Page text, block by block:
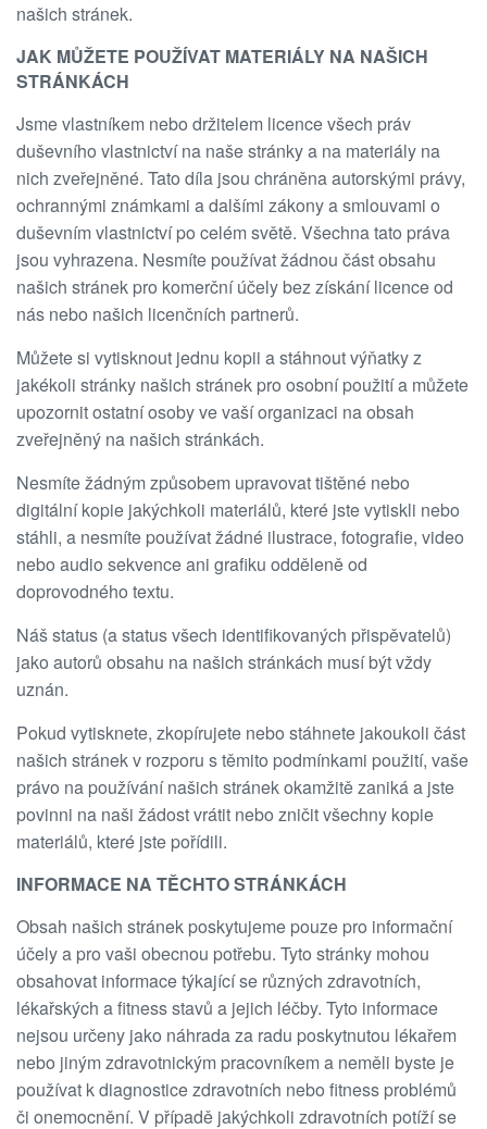
našich stránek.
JAK MŮŽETE POUŽÍVAT MATERIÁLY NA NAŠICH
STRÁNKÁCH
Jsme vlastníkem nebo držitelem licence všech práv
duševního vlastnictví na naše stránky a na materiály na
nich zveřejněné. Tato díla jsou chráněna autorskými právy,
ochrannými známkami a dalšími zákony a smlouvami o
duševním vlastnictví po celém světě. Všechna tato práva
jsou vyhrazena. Nesmíte používat žádnou část obsahu
našich stránek pro komerční účely bez získání licence od
nás nebo našich licenčních partnerů.
Můžete si vytisknout jednu kopii a stáhnout výňatky z
jakékoli stránky našich stránek pro osobní použití a můžete
upozornit ostatní osoby ve vaší organizaci na obsah
zveřejněný na našich stránkách.
Nesmíte žádným způsobem upravovat tištěné nebo
digitální kopie jakýchkoli materiálů, které jste vytiskli nebo
stáhli, a nesmíte používat žádné ilustrace, fotografie, video
nebo audio sekvence ani grafiku odděleně od
doprovodného textu.
Náš status (a status všech identifikovaných přispěvatelů)
jako autorů obsahu na našich stránkách musí být vždy
uznán.
Pokud vytisknete, zkopírujete nebo stáhnete jakoukoli část
našich stránek v rozporu s těmito podmínkami použití, vaše
právo na používání našich stránek okamžitě zaniká a jste
povinni na naši žádost vrátit nebo zničit všechny kopie
materiálů, které jste pořídili.
INFORMACE NA TĚCHTO STRÁNKÁCH
Obsah našich stránek poskytujeme pouze pro informační
účely a pro vaši obecnou potřebu. Tyto stránky mohou
obsahovat informace týkající se různých zdravotních,
lékařských a fitness stavů a jejich léčby. Tyto informace
nejsou určeny jako náhrada za radu poskytnutou lékařem
nebo jiným zdravotnickým pracovníkem a neměli byste je
používat k diagnostice zdravotních nebo fitness problémů
či onemocnění. V případě jakýchkoli zdravotních potíží se